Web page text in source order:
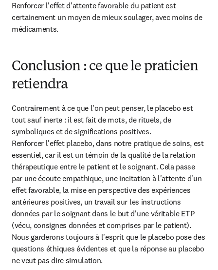
Renforcer l'effet d'attente favorable du patient est
certainement un moyen de mieux soulager, avec moins de
médicaments.
Conclusion : ce que le praticien
retiendra
Contrairement à ce que l'on peut penser, le placebo est
tout sauf inerte : il est fait de mots, de rituels, de
symboliques et de significations positives.
Renforcer l'effet placebo, dans notre pratique de soins, est
essentiel, car il est un témoin de la qualité de la relation
thérapeutique entre le patient et le soignant. Cela passe
par une écoute empathique, une incitation à l'attente d'un
effet favorable, la mise en perspective des expériences
antérieures positives, un travail sur les instructions
données par le soignant dans le but d'une véritable ETP
(vécu, consignes données et comprises par le patient).
Nous garderons toujours à l'esprit que le placebo pose des
questions éthiques évidentes et que la réponse au placebo
ne veut pas dire simulation.